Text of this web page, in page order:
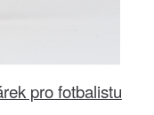
pro fotbalistu